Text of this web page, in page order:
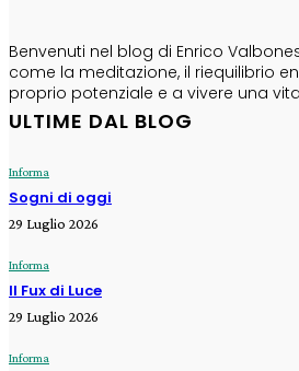
Benvenuti nel blog di Enrico
come la meditazione, il riequilibrio
proprio potenziale e a vivere una
ULTIME DAL BLOG
Informa
Sogni di oggi
29 Luglio 2026
Informa
Il Fux di Luce
29 Luglio 2026
Informa